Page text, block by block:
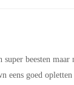
beesten
goed opletten